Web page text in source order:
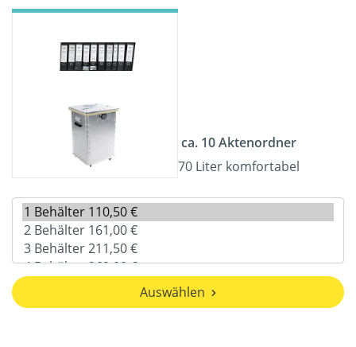
ca. 10 Aktenordner
70 Liter komfortabel
Auswählen